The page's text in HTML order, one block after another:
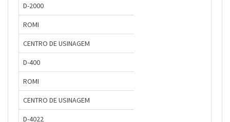
D-2000
ROMI
CENTRO DE USINAGEM
D-400
ROMI
CENTRO DE USINAGEM
D-4022